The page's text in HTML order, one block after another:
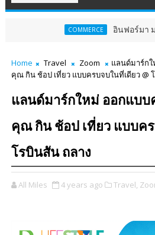
อินฟอร์มา มาร์เก็ตส์ ผนึกเ
Home Travel Zoom
แลนด์มาร์ก
คุณ กิน ช้อป เที่ยว แบบครบจบในที่เดียว @
แลนด์มาร์กใหม่ ออกแบบ
คุณ กิน ช้อป เที่ยว แบบคร
โรบินสัน ถลาง
All Miles 4 years ago Travel,